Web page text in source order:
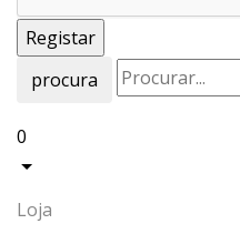
procura
0
Loja